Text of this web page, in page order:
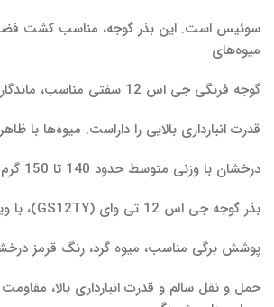
سوئیس است. این بذر گوجه، مناسب کشت
میوه‌های
گوجه فرنگی جی اس 12 سفتی مناسب، ماندگاری بعد از برداشت و
قدرت انبارداری بالایی را داراست. میوه‌ها با
درخشان با وزنی متوسط حدود 140 تا 150 گرم می‌باشند.
بذر گوجه جی اس 12 تی وای (GS12TY)، با ویژگی‌هایی همچون
پوشش برگی مناسب، میوه گرد، رنگ قرمز
حمل و نقل سالم و قدرت انبارداری بالا،